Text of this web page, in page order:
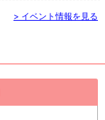
> イベント情報を見る